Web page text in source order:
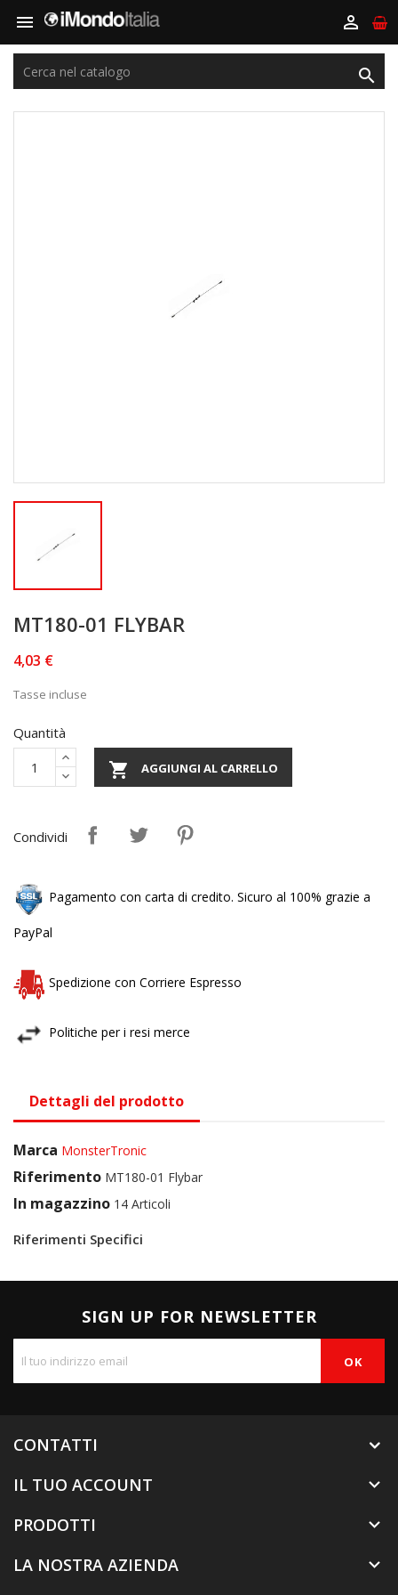
 

MT180-01 FLYBAR
4,03 €
Tasse incluse
Quantità
 AGGIUNGI AL CARRELLO
Condividi
Pagamento con carta di credito. Sicuro al 100% grazie a
PayPal
Spedizione con Corriere Espresso
Politiche per i resi merce
Dettagli del prodotto
Marca MonsterTronic
Riferimento MT180-01 Flybar
In magazzino 14 Articoli
Riferimenti Specifici
SIGN UP FOR NEWSLETTER
CONTATTI
IL TUO ACCOUNT

PRODOTTI 
LA NOSTRA AZIENDA 